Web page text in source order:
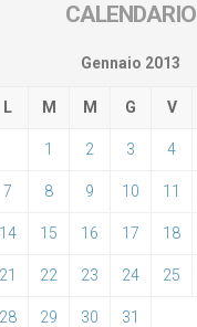
CALENDARIO
Gennaio 2013
L M M G V
1 2 3 4
7 8 9 10 11
14 15 16 17 18
21 22 23 24 25
28 29 30 31